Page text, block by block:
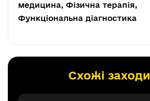
медицина, Фізична терапія,
Функціональна діагностика
Схожі заходи